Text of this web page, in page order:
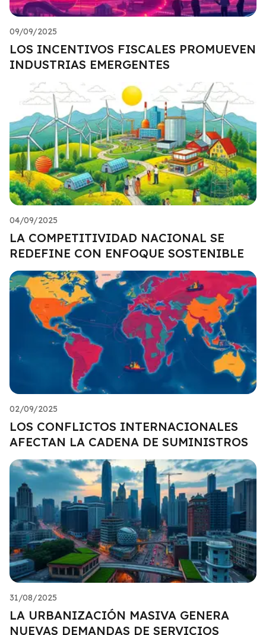
09/09/2025
LOS INCENTIVOS FISCALES PROMUEVEN
INDUSTRIAS EMERGENTES
04/09/2025
LA COMPETITIVIDAD NACIONAL SE
REDEFINE CON ENFOQUE SOSTENIBLE
02/09/2025
LOS CONFLICTOS INTERNACIONALES
AFECTAN LA CADENA DE SUMINISTROS
31/08/2025
LA URBANIZACIÓN MASIVA GENERA
NUEVAS DEMANDAS DE SERVICIOS